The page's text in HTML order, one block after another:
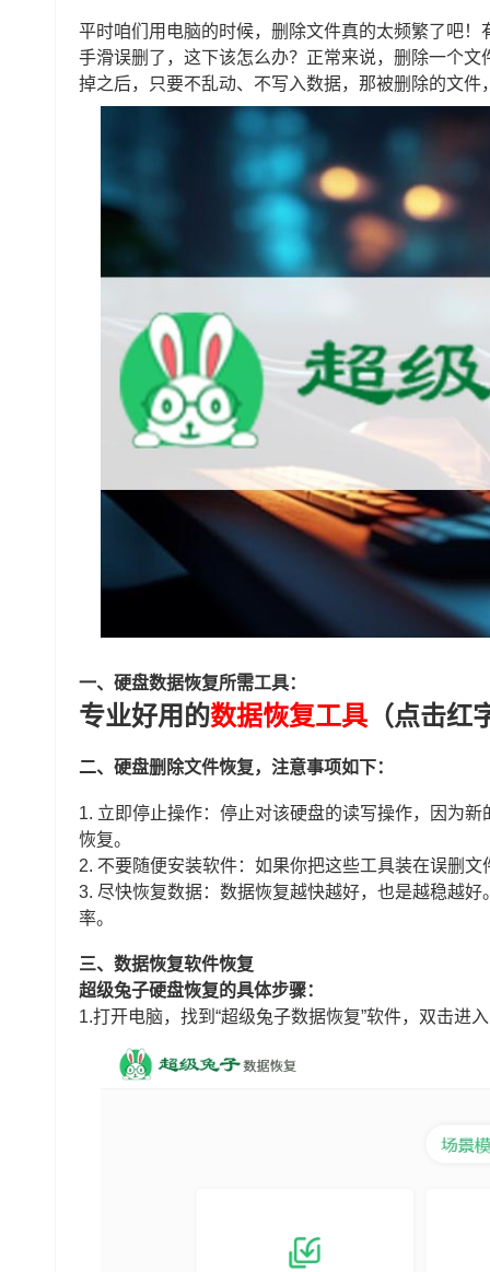
平时咱们用电脑的时候，删除文件真的太频繁了吧
手滑误删了，这下该怎么办？正常来说，删除一个
掉之后，只要不乱动、不写入数据，那被删除的文件
一、硬盘数据恢复所需工具：
专业好用的数据恢复工具 （点击红
二、硬盘删除文件恢复，注意事项如下：
1. 立即停止操作：停止对该硬盘的读写操作，因为
恢复。
2. 不要随便安装软件：如果你把这些工具装在误删
3. 尽快恢复数据：数据恢复越快越好，也是越稳越
率。
三、数据恢复软件恢复
超级兔子硬盘恢复的具体步骤：
1.打开电脑，找到“超级兔子数据恢复”软件，双击进